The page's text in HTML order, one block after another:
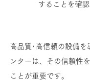
することを確
高品質･高信頼の設備を
ンターは、その信頼性
ことが重要です。